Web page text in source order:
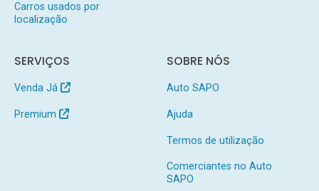
Carros usados por
localização
SERVIÇOS
Venda Já
Premium
SOBRE NÓS
Auto SAPO
Ajuda
Termos de utilização
Comerciantes no Auto
SAPO